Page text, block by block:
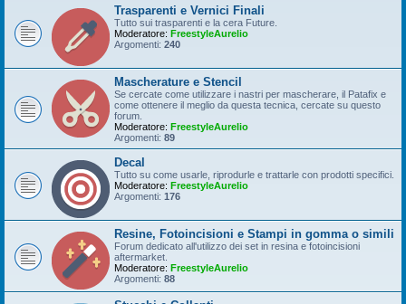
Trasparenti e Vernici Finali
Tutto sui trasparenti e la cera Future.
Moderatore: FreestyleAurelio
Argomenti: 240
Mascherature e Stencil
Se cercate come utilizzare i nastri per mascherare, il Patafix e
come ottenere il meglio da questa tecnica, cercate su questo
forum.
Moderatore: FreestyleAurelio
Argomenti: 89
Decal
Tutto su come usarle, riprodurle e trattarle con prodotti specifici.
Moderatore: FreestyleAurelio
Argomenti: 176
Resine, Fotoincisioni e Stampi in gomma o simili
Forum dedicato all'utilizzo dei set in resina e fotoincisioni
aftermarket.
Moderatore: FreestyleAurelio
Argomenti: 88